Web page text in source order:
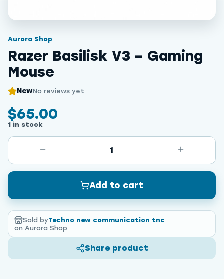
Aurora Shop
Razer Basilisk V3 – Gaming
Mouse
NewNo reviews yet
$65.00
1 in stock
1
Add to cart
Sold byTechno new communication tnc
on Aurora Shop
Share product